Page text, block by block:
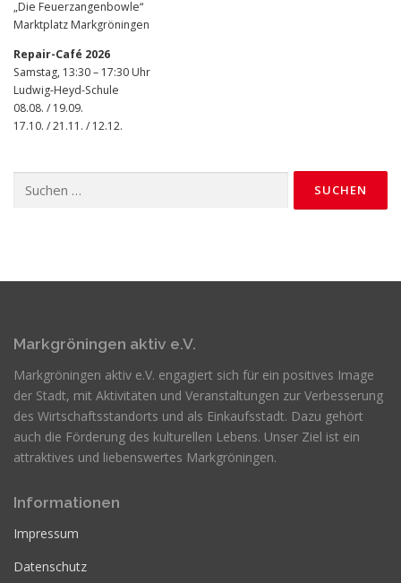
„Die Feuerzangenbowle“
Marktplatz Markgröningen
Repair-Café 2026
Samstag, 13:30 – 17:30 Uhr
Ludwig-Heyd-Schule
08.08. / 19.09.
17.10. / 21.11. / 12.12.
nach:
Markgröningen aktiv e.V.
Markgröningen aktiv e.V. engagiert sich für ein positives Image
der Stadt, mit Aktivitäten und Veranstaltungen zur Verbesserung
des Wirtschaftsstandorts und als Einkaufsstadt. Dazu gehört
auch die Förderung des kulturellen Lebens. Unser Ziel ist ein
attraktives und liebenswertes Markgröningen.
Informationen
Impressum
Datenschutz